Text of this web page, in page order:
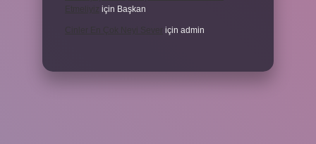
için Başkan
için admin